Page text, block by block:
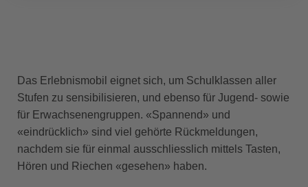
Das Erlebnismobil eignet sich, um Schulklassen aller
Stufen zu sensibilisieren, und ebenso für Jugend- sowie
für Erwachsenengruppen. «Spannend» und
«eindrücklich» sind viel gehörte Rückmeldungen,
nachdem sie für einmal ausschliesslich mittels Tasten,
Hören und Riechen «gesehen» haben.